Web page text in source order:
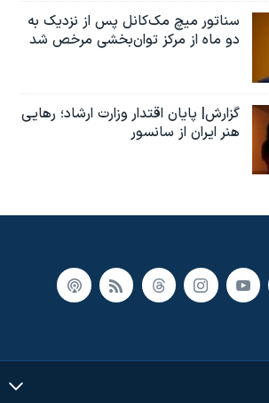
سناتور میچ مک‌کانل پس از نزدیک به
دو ماه از مرکز توان‌بخشی مرخص شد
گزارش| پایان اقتدار وزارت ارشاد؛ رهایی
هنر ایران از سانسور